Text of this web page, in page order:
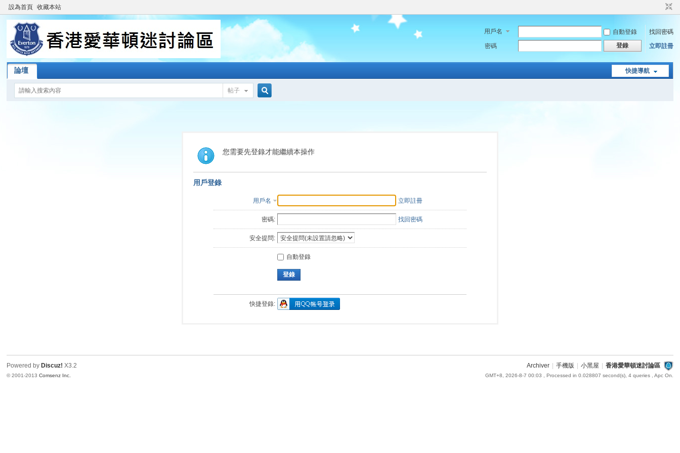
設為首頁 收藏本站
用戶名 自動登錄
找回密碼
密碼
登錄 立即註冊
快捷導航
論壇
帖子
索
您需要先登錄才能繼續本操作
用戶登錄
用戶名 立即註冊
密碼: 找回密碼
安全提問:
自動登錄
登錄
快捷登錄:
Archiver 手機版 小黑屋 香港愛華頓迷討論區
GMT+8, 2026-8-7 00:03 , Processed in 0.028807 second(s), 4 queries , Apc On.
Powered by Discuz! X3.2
© 2001-2013Comsenz Inc.